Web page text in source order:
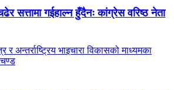
सत्तामा गईहाल्न हुँदैनः कांग्रेस वरिष्ठ नेता